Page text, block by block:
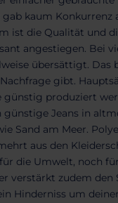
gab kaum Konkurrenz
ist die Qualität und
angestiegen. Bei
übersättigt. Das
gibt.
günstig produziert
günstige Jeans in
Sand am Meer.
aus den
die Umwelt, noch
verstärkt zudem den
Hinderniss um